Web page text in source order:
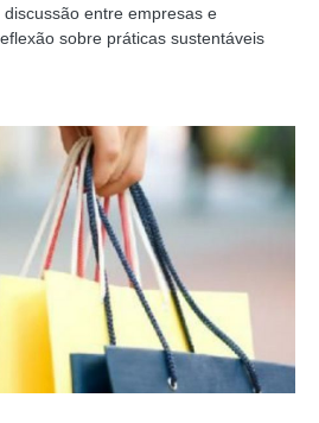
entre empresas e
sobre práticas sustentáveis